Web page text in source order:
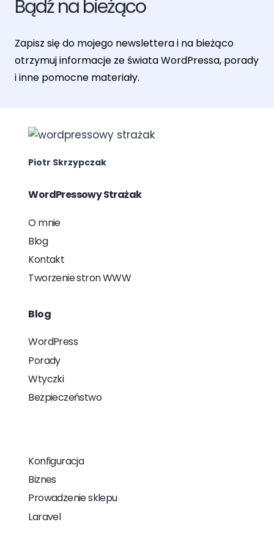
Bądź na bieżąco
Zapisz się do mojego newslettera i na bieżąco
otrzymuj informacje ze świata WordPressa, porady
i inne pomocne materiały.
Piotr Skrzypczak
WordPressowy Strażak
O mnie
Blog
Kontakt
Tworzenie stron WWW
Blog
WordPress
Porady
Wtyczki
Bezpieczeństwo
Konfiguracja
Biznes
Prowadzenie sklepu
Laravel